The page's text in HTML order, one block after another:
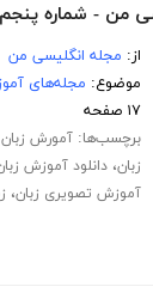
من - شماره پنجم
از: مجله انگلیسی من
موضوع: مجله‌های
۱۷ صفحه
برچسب‌ها:آمورش
زبان،دانلود آموزش
آموزش تصویری زبان،